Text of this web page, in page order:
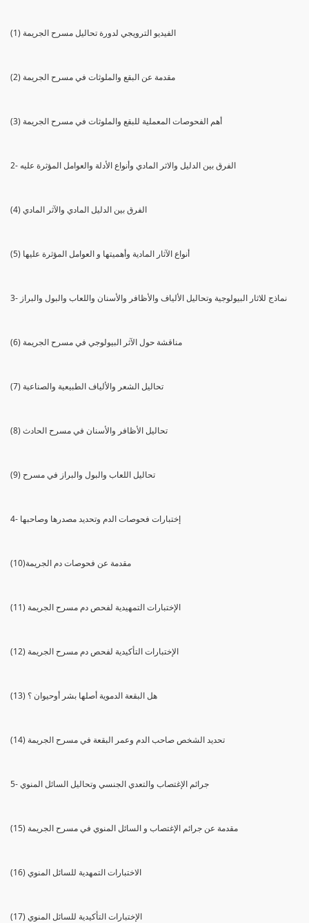
(1) الفيديو الترويجي لدورة تحاليل مسرح الجريمة
(2) مقدمة عن البقع والملوثات في مسرح الجريمة
(3) أهم الفحوصات المعملية للبقع والملوثات في مسرح الجريمة
2- الفرق بين الدليل والاثر المادي وأنواع الأدلة والعوامل المؤثرة عليه
(4) الفرق بين الدليل المادي والآثر المادي
(5) أنواع الآثار المادية وأهميتها و العوامل المؤثرة عليها
3- نماذج للاثار البيولوجية وتحاليل الألياف والأظافر والأسنان واللعاب والبول والبراز
(6) مناقشة حول الآثر البيولوجي في مسرح الجريمة
(7) تحاليل الشعر والألياف الطبيعية والصناعية
(8) تحاليل الأظافر والأسنان في مسرح الحادث
(9) تحاليل اللعاب والبول والبراز في مسرح
4- إختبارات فحوصات الدم وتحديد مصدرها وصاحبها
(10)مقدمة عن فحوصات دم الجريمة
(11) الإختبارات التمهيدية لفحص دم مسرح الجريمة
(12) الإختبارات التأكيدية لفحص دم مسرح الجريمة
(13) هل البقعة الدموية أصلها بشر أوحيوان ؟
(14) تحديد الشخص صاحب الدم وعمر البقعة في مسرح الجريمة
5- جرائم الإغتصاب والتعدي الجنسي وتحاليل السائل المنوي
(15) مقدمة عن جرائم الإغتصاب و السائل المنوي في مسرح الجريمة
(16) الاختبارات التمهدية للسائل المنوي
(17) الإختبارات التأكيدية للسائل المنوي